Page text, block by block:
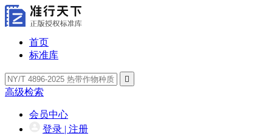
首页
标准库

高级检索
会员中心
登录 | 注册